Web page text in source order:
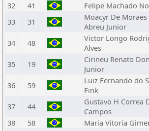
32
41 Felipe Machado
33
31
Moacyr De Moraes
Abreu Junior
34 48
Victor Longo
Alves
35 19
Cirineu Renato
Junior
36 59
Luiz Fernando do
Fink
37 44
Gustavo H Correa
Campos
38
58 Maria Vitoria